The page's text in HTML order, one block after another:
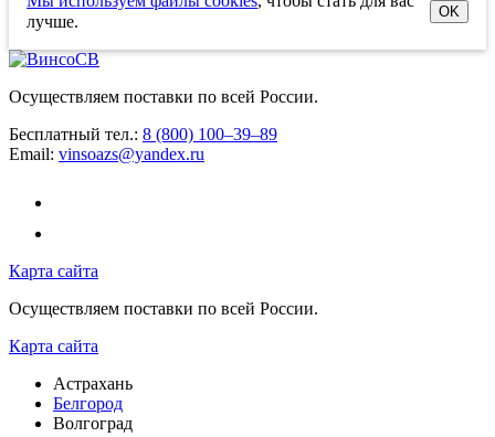
лучше.
OK
Осуществляем поставки по всей России.
Бесплатный тел.: 8 (800) 100–39–89
Email: vinsoazs@yandex.ru
Карта сайта
Осуществляем поставки по всей России.
Карта сайта
Астрахань
Белгород
Волгоград